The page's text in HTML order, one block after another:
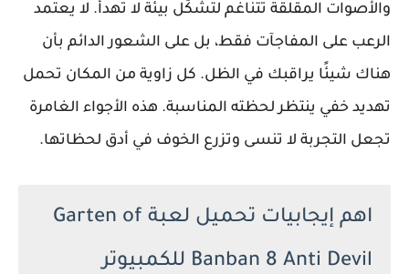
والأصوات المقلقة تتناغم لتشكّل بيئة لا تهدأ. لا يعتمد
الرعب على المفاجآت فقط، بل على الشعور الدائم بأن
هناك شيئًا يراقبك في الظل. كل زاوية من المكان تحمل
تهديد خفي ينتظر لحظته المناسبة. هذه الأجواء الغامرة
تجعل التجربة لا تنسى وتزرع الخوف في أدق لحظاتها.
اهم إيجابيات تحميل لعبة Garten of
Banban 8 Anti Devil للكمبيوتر